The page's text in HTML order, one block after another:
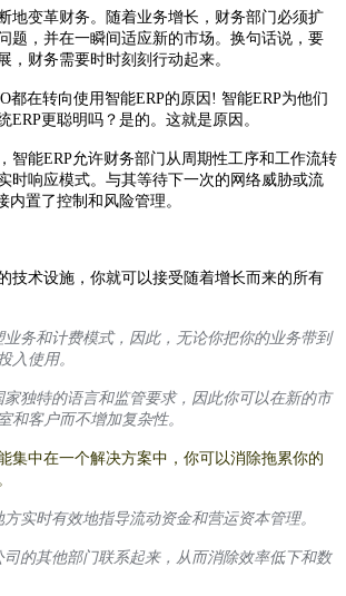
地变革财务。随着业务增长，财务部门必须扩
题，并在一瞬间适应新的市场。换句话说，要
，财务需要时时刻刻行动起来。
都在转向使用智能ERP的原因! 智能ERP为他们
ERP更聪明吗？是的。这就是原因。
智能ERP允许财务部门从周期性工序和工作流转
时响应模式。与其等待下一次的网络威胁或流
内置了控制和风险管理。
技术设施，你就可以接受随着增长而来的所有
业务和计费模式，因此，无论你把你的业务带到
入使用。
家独特的语言和监管要求，因此你可以在新的市
和客户而不增加复杂性。
集中在一个解决方案中，你可以消除拖累你的
实时有效地指导流动资金和营运资本管理。
司的其他部门联系起来，从而消除效率低下和数